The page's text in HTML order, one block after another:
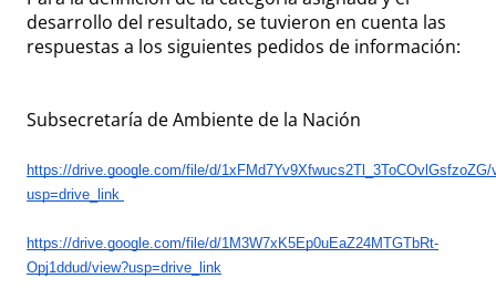
desarrollo del resultado, se tuvieron en cuenta las
respuestas a los siguientes pedidos de información:
Subsecretaría de Ambiente de la Nación
https://drive.google.com/file/d/1xFMd7Yv9Xfwucs2Tl_3ToCOvlGsfzoZG/
usp=drive_link
https://drive.google.com/file/d/1M3W7xK5Ep0uEaZ24MTGTbRt-
Opj1ddud/view?usp=drive_link